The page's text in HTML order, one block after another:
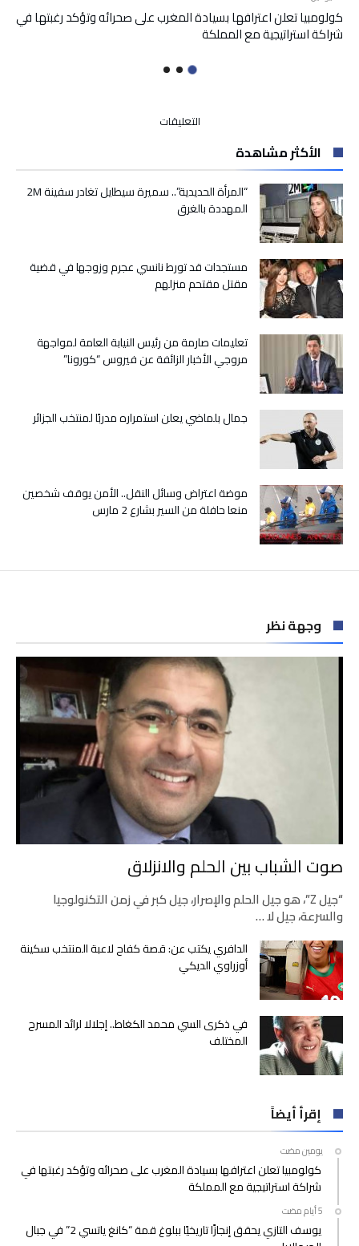
كولومبيا تعلن اعترافها بسيادة المغرب على صحرائه وتؤكد رغبتها في
شراكة استراتيجية مع المملكة
التعليقات
الفساد
من
أولويات
الأكثر مشاهدة
“المرأة الحديدية”.. سميرة سيطايل تغادر سفينة 2M
المهددة بالغرق
مستجدات قد تورط نانسي عجرم وزوجها في قضية
مقتل مقتحم منزلهم
تعليمات صارمة من رئيس النيابة العامة لمواجهة
مروجي الأخبار الزائفة عن فيروس “كورونا”
جمال بلماضي يعلن استمراره مدربًا لمنتخب الجزائر
موضة اعتراض وسائل النقل.. الأمن يوقف شخصين
منعا حافلة من السير بشارع 2 مارس
وجهة نظر
صوت الشباب بين الحلم والانزلاق
“جيل Z”، هو جيل الحلم والإصرار، جيل كبر في زمن التكنولوجيا
والسرعة، جيل لا …
الدافري يكتب عن: قصة كفاح لاعبة المنتخب سكينة
أوزراوي الديكي
في ذكرى السي محمد الكغاط.. إجلالا لرائد المسرح
المختلف
إقرأ أيضاً
‫‫‫‏‫يومين مضت‬
كولومبيا تعلن اعترافها بسيادة المغرب على صحرائه وتؤكد رغبتها في
شراكة استراتيجية مع المملكة
يوسف التازي يحقق إنجازًا تاريخيًا ببلوغ قمة “كانغ ياتسي 2” في جبال